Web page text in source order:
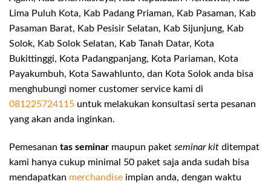
Lima Puluh Kota, Kab Padang Priaman, Kab Pasaman, Kab
Pasaman Barat, Kab Pesisir Selatan, Kab Sijunjung, Kab
Solok, Kab Solok Selatan, Kab Tanah Datar, Kota
Bukittinggi, Kota Padangpanjang, Kota Pariaman, Kota
Payakumbuh, Kota Sawahlunto, dan Kota Solok anda bisa
menghubungi nomer customer service kami di
081225724115 untuk melakukan konsultasi serta pesanan
yang akan anda inginkan.
Pemesanan tas seminar maupun paket seminar kit ditempat
kami hanya cukup minimal 50 paket saja anda sudah bisa
mendapatkan merchandise impian anda, dengan waktu